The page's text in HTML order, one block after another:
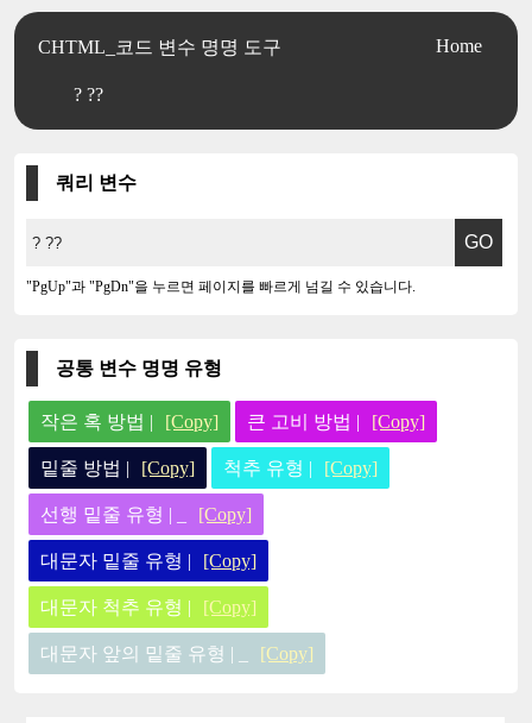
CHTML_코드 변수 명명 도구
? ??
Home
쿼리 변수
"PgUp"과 "PgDn"을 누르면 페이지를 빠르게 넘길 수 있습니다.
공통 변수 명명 유형
작은 혹 방법 | [Copy] 큰 고비 방법 | [Copy]
밑줄 방법 | [Copy] 척추 유형 | [Copy]
선행 밑줄 유형 | _ [Copy]
대문자 밑줄 유형 | [Copy]
대문자 척추 유형 | [Copy]
대문자 앞의 밑줄 유형 | _ [Copy]